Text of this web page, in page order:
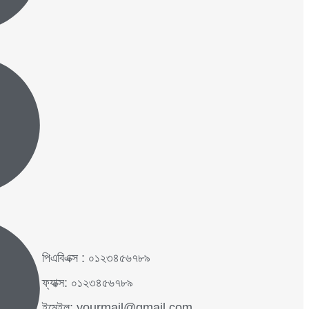
পিএবিএক্স : ০১২৩৪৫৬৭৮৯
ফ্যাক্স: ০১২৩৪৫৬৭৮৯